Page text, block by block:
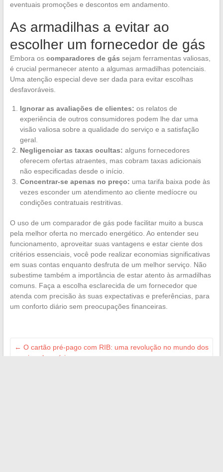
eventuais promoções e descontos em andamento.
As armadilhas a evitar ao
escolher um fornecedor de gás
Embora os comparadores de gás sejam ferramentas valiosas,
é crucial permanecer atento a algumas armadilhas potenciais.
Uma atenção especial deve ser dada para evitar escolhas
desfavoráveis.
Ignorar as avaliações de clientes: os relatos de
experiência de outros consumidores podem lhe dar uma
visão valiosa sobre a qualidade do serviço e a satisfação
geral.
Negligenciar as taxas ocultas: alguns fornecedores
oferecem ofertas atraentes, mas cobram taxas adicionais
não especificadas desde o início.
Concentrar-se apenas no preço: uma tarifa baixa pode às
vezes esconder um atendimento ao cliente medíocre ou
condições contratuais restritivas.
O uso de um comparador de gás pode facilitar muito a busca
pela melhor oferta no mercado energético. Ao entender seu
funcionamento, aproveitar suas vantagens e estar ciente dos
critérios essenciais, você pode realizar economias significativas
em suas contas enquanto desfruta de um melhor serviço. Não
subestime também a importância de estar atento às armadilhas
comuns. Faça a escolha esclarecida de um fornecedor que
atenda com precisão às suas expectativas e preferências, para
um conforto diário sem preocupações financeiras.
← O cartão pré-pago com RIB: uma revolução no mundo dos
serviços bancários